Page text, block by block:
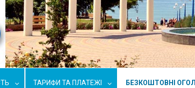
ТАРИФИ ТА ПЛАТЕЖІ БЕЗКОШТОВНІ